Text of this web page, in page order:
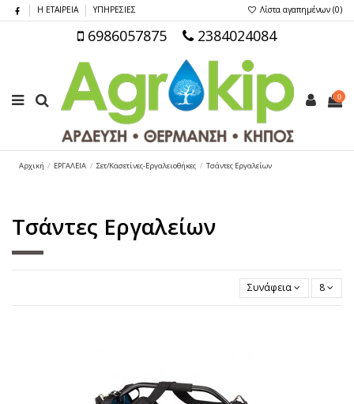
Η ΕΤΑΙΡΕΙΑ ΥΠΗΡΕΣΙΕΣ Λίστα αγαπημένων (0)
6986057875 2384024084
0
Αρχική ΕΡΓΑΛΕΙΑ Σετ/Κασετίνες-Εργαλειοθήκες Τσάντες Εργαλείων
Τσάντες Εργαλείων
Συνάφεια 8